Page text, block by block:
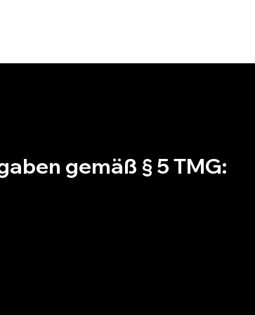
gemäß § 5 TMG: